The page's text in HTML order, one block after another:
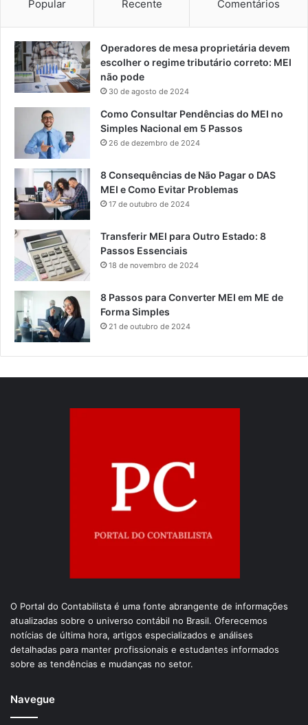
Popular Recente Comentários
Operadores de mesa proprietária devem
escolher o regime tributário correto: MEI
não pode
30 de agosto de 2024
Como Consultar Pendências do MEI no
Simples Nacional em 5 Passos
26 de dezembro de 2024
8 Consequências de Não Pagar o DAS
MEI e Como Evitar Problemas
17 de outubro de 2024
Transferir MEI para Outro Estado: 8
Passos Essenciais
18 de novembro de 2024
8 Passos para Converter MEI em ME de
Forma Simples
21 de outubro de 2024
O Portal do Contabilista é uma fonte abrangente de informações
atualizadas sobre o universo contábil no Brasil. Oferecemos
notícias de última hora, artigos especializados e análises
detalhadas para manter profissionais e estudantes informados
sobre as tendências e mudanças no setor.
Navegue